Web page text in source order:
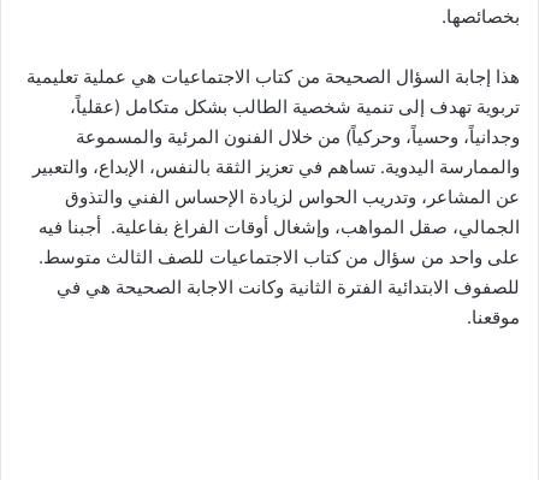
بخصائصها.
هذا إجابة السؤال الصحيحة من كتاب الاجتماعيات هي عملية تعليمية
تربوية تهدف إلى تنمية شخصية الطالب بشكل متكامل (عقلياً،
وجدانياً، وحسياً، وحركياً) من خلال الفنون المرئية والمسموعة
والممارسة اليدوية. تساهم في تعزيز الثقة بالنفس، الإبداع، والتعبير
عن المشاعر، وتدريب الحواس لزيادة الإحساس الفني والتذوق
الجمالي، صقل المواهب، وإشغال أوقات الفراغ بفاعلية. أجبنا فيه
على واحد من سؤال من كتاب الاجتماعيات للصف الثالث متوسط.
للصفوف الابتدائية الفترة الثانية وكانت الاجابة الصحيحة هي في
موقعنا.